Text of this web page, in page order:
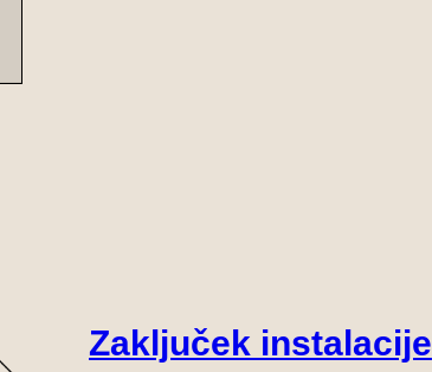
Zaključek instalacije